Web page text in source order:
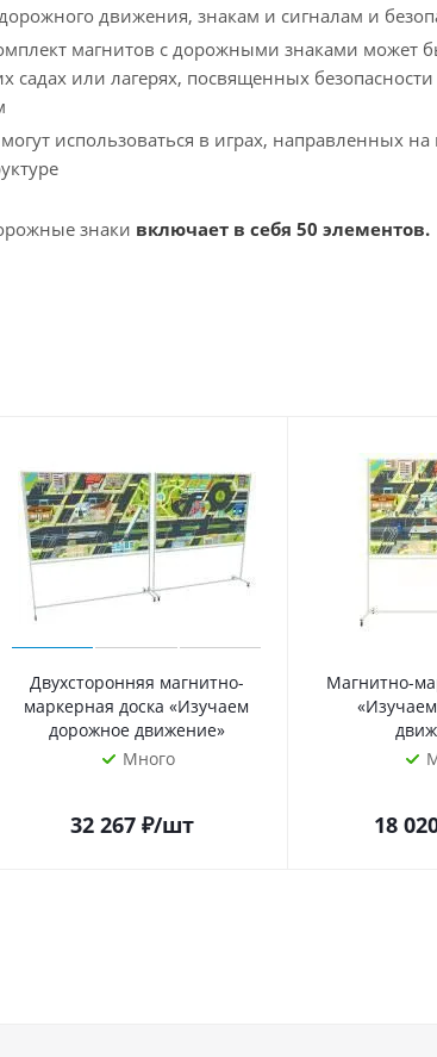
движения, знакам и сигналам и
магнитов с дорожными знаками может
садах или лагерях, посвященных
использоваться в играх, направленных
знаки включает в себя 50 элементов.
Двухсторонняя магнитно-
маркерная доска «Изучаем
дорожное движение»
Много
32 267 ₽/шт
Магнитно-
18